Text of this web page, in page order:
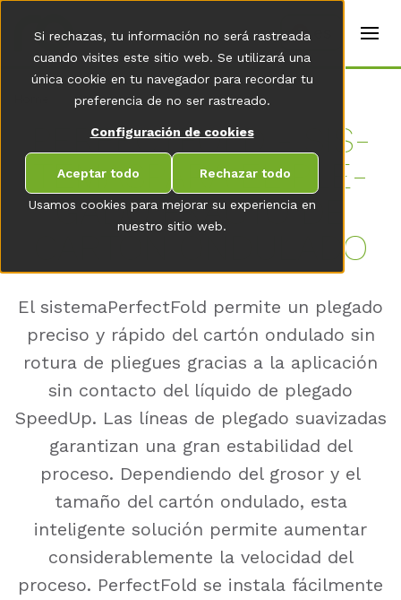
Usamos cookies para mejorar su experiencia en
nuestro sitio web.
Si rechazas, tu información no será rastreada
cuando visites este sitio web. Se utilizará una
única cookie en tu navegador para recordar tu
preferencia de no ser rastreado.
Configuración de cookies
Aceptar todo Rechazar todo
t
r
s
E
n
s
)
PER­FECT­FOLD - SIS­
TE­MA­S­PA­RA EL PLE­
GA­DO EX­AC­TO DE
CARTÓN ON­DU­LA­DO
El sistemaPerfectFold permite un plegado
preciso y rápido del cartón ondulado sin
rotura de pliegues gracias a la aplicación
sin contacto del líquido de plegado
SpeedUp. Las líneas de plegado suavizadas
garantizan una gran estabilidad del
proceso. Dependiendo del grosor y el
tamaño del cartón ondulado, esta
inteligente solución permite aumentar
considerablemente la velocidad del
proceso. PerfectFold se instala fácilmente